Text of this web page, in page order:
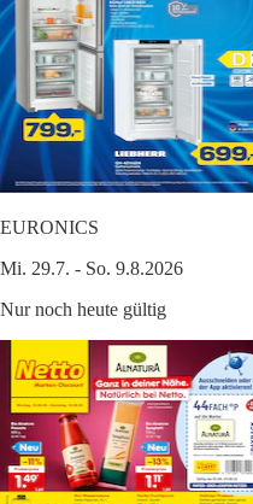
EURONICS
Mi. 29.7. - So. 9.8.2026
Nur noch heute gültig